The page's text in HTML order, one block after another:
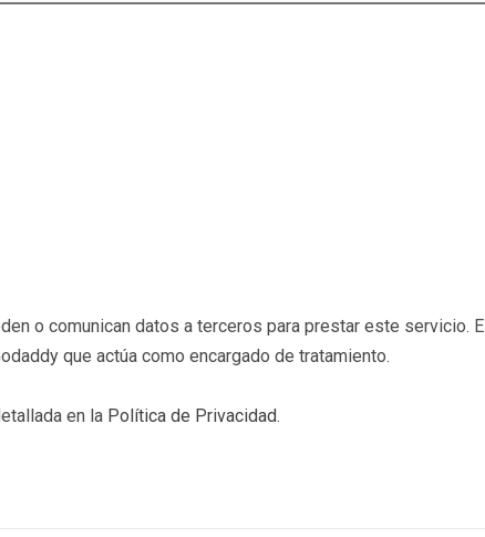
o comunican datos a terceros para prestar este servicio. El
que actúa como encargado de tratamiento.
en la Política de Privacidad.